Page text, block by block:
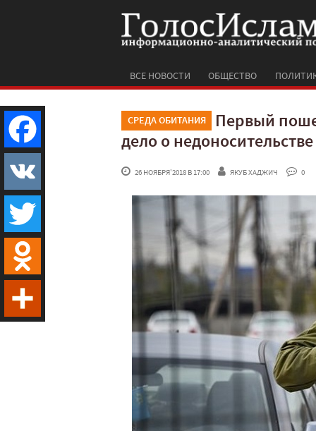
ВСЕ НОВОСТИ ОБЩЕСТВО
СРЕДА ОБИТАНИЯ
Первый
дело о недоносительстве
26 НОЯБРЯ'2018 В 17:00 ЯКУБ ХАДЖИЧ 0
Facebook
VK
Twitter
Odnoklassniki